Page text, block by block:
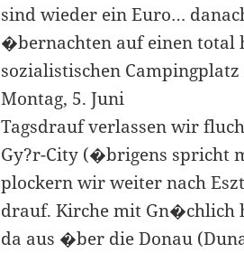
sind wieder ein Euro…
�bernachten auf einen total
sozialistischen
Montag, 5. Juni
Tagsdrauf verlassen wir
Gy?r-City (�brigens spricht
plockern wir weiter nach
drauf. Kirche mit Gn�chlich
da aus �ber die Donau